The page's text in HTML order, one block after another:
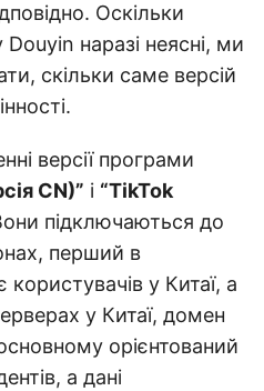
Оскільки
наразі неясні, ми
скільки саме версій
версії програми
CN)” і “TikTok
підключаються до
перший в
у Китаї, а
у Китаї, домен
орієнтований
а дані